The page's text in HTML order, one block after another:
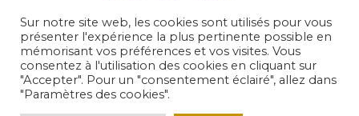
Sur notre site web, les cookies sont utilisés pour vous
présenter l'expérience la plus pertinente possible en
mémorisant vos préférences et vos visites. Vous
consentez à l'utilisation des cookies en cliquant sur
"Accepter". Pour un "consentement éclairé", allez dans
"Paramètres des cookies".